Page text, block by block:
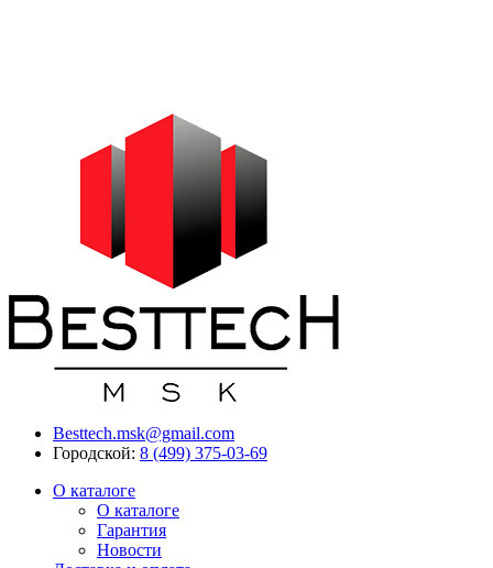
Besttech.msk@gmail.com
Городской: 8 (499) 375-03-69
О каталоге
О каталоге
Гарантия
Новости